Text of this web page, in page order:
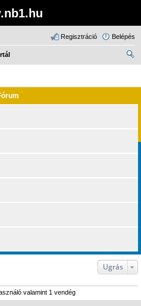
Belépés
Regisztráció
Ugrás
valamint 1 vendég